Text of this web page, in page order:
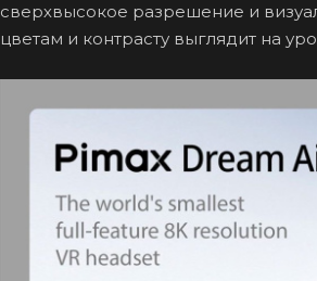
сверхвысокое разрешение и
цветам и контрасту выглядит на